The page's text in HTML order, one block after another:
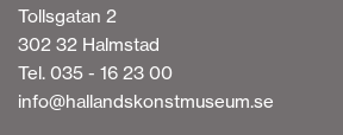
Tollsgatan 2
302 32 Halmstad
Tel. 035 - 16 23 00
info@hallandskonstmuseum.se